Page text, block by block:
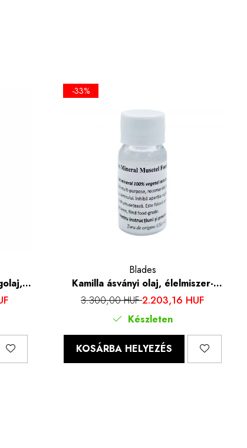
-33%
Blades
Kamilla ásványi olaj, élelmiszer-
minőségű, 50 ml
3.300,00 HUF2.203,16 HUF
Készleten
KOSÁRBA HELYEZÉS